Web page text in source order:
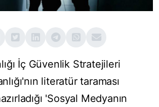
İç Güvenlik Stratejileri
literatür taraması
'Sosyal Medyanın